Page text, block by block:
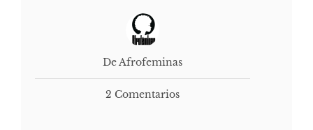
De Afrofeminas
2 Comentarios